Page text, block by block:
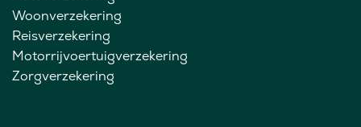
Woonverzekering
Reisverzekering
Motorrijvoertuigverzekering
Zorgverzekering